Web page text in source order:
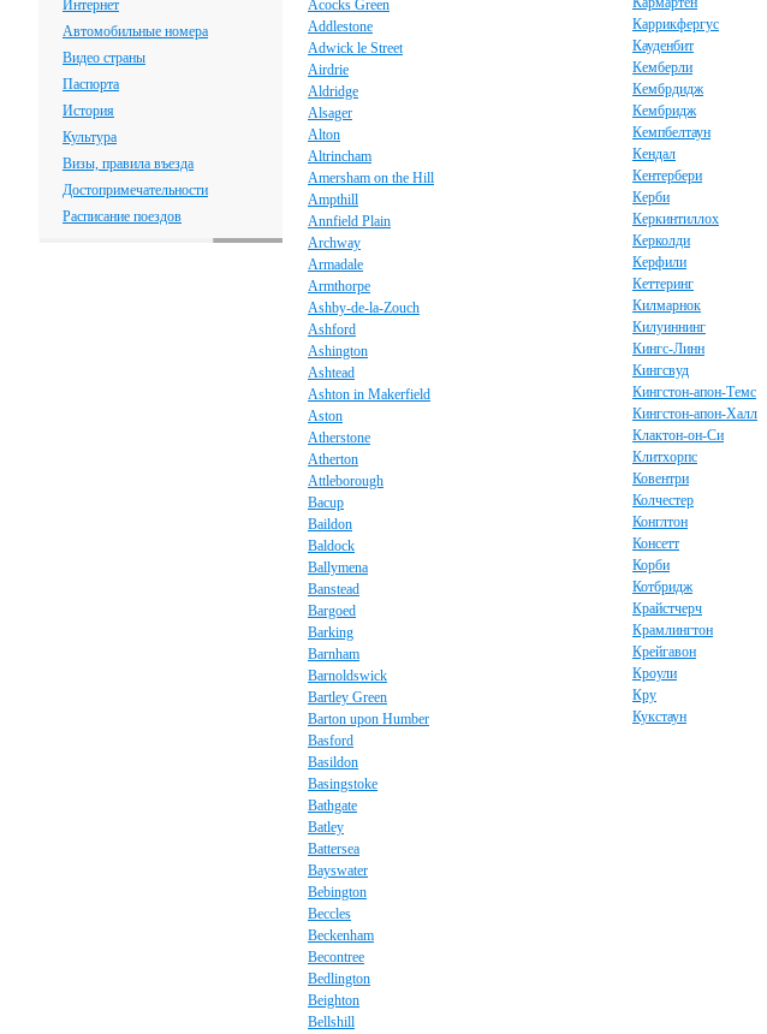
Интернет
Автомобильные номера
Видео страны
Паспорта
История
Культура
Визы, правила въезда
Достопримечательности
Расписание поездов
Acocks Green
Addlestone
Adwick le Street
Airdrie
Aldridge
Alsager
Alton
Altrincham
Amersham on the Hill
Ampthill
Annfield Plain
Archway
Armadale
Armthorpe
Ashby-de-la-Zouch
Ashford
Ashington
Ashtead
Ashton in Makerfield
Aston
Atherstone
Atherton
Attleborough
Bacup
Baildon
Baldock
Ballymena
Banstead
Bargoed
Barking
Barnham
Barnoldswick
Bartley Green
Barton upon Humber
Basford
Basildon
Basingstoke
Bathgate
Batley
Battersea
Bayswater
Bebington
Beccles
Beckenham
Becontree
Bedlington
Beighton
Bellshill
Каррикфергус
Кауденбит
Кемберли
Кембрдидж
Кембридж
Кемпбелтаун
Кендал
Кентербери
Керби
Керкинтиллох
Керколди
Керфили
Кеттеринг
Килмарнок
Килуиннинг
Кингс-Линн
Кингсвуд
Кингстон-апон-Темс
Кингстон-апон-Халл
Клактон-он-Си
Клитхорпс
Ковентри
Колчестер
Конглтон
Консетт
Корби
Котбридж
Крайстчерч
Крамлингтон
Крейгавон
Кроули
Кру
Кукстаун